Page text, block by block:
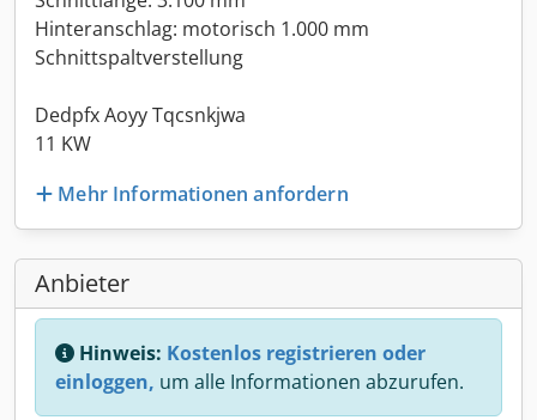
Hinteranschlag: motorisch 1.000 mm
Schnittspaltverstellung
Dedpfx Aoyy Tqcsnkjwa
11 KW
Mehr Informationen anfordern
Anbieter
Hinweis: Kostenlos registrieren oder
einloggen, um alle Informationen abzurufen.